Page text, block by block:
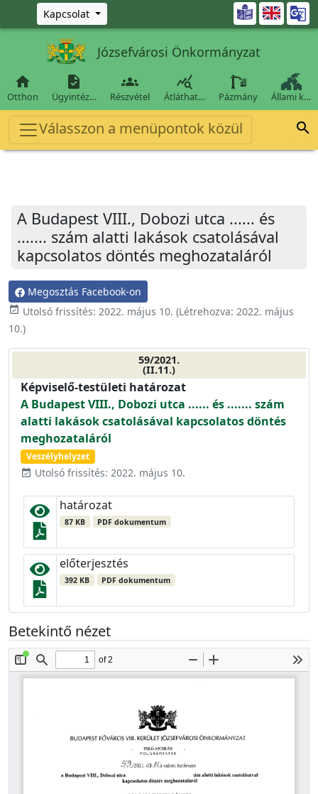
Ugrás a fő tartalomra
Kapcsolat 
Józsefvárosi Önkormányzat

Otthon

Ügyintéz…

Részvétel

Átláthat… Pázmány Állami k…
Válasszon a menüpontok közül 
A Budapest VIII., Dobozi utca ...... és
....... szám alatti lakások csatolásával
kapcsolatos döntés meghozataláról
Megosztás Facebook-on
event_available Utolsó frissítés: 2022. május 10. (Létrehozva: 2022. május
10.)
59/2021.
(II.11.)
Képviselő-testületi határozat
A Budapest VIII., Dobozi utca ...... és ....... szám
alatti lakások csatolásával kapcsolatos döntés
meghozataláról
Veszélyhelyzet
event_available Utolsó frissítés: 2022. május 10.
határozat
87 KB PDF dokumentum
előterjesztés
392 KB PDF dokumentum
Betekintő nézet